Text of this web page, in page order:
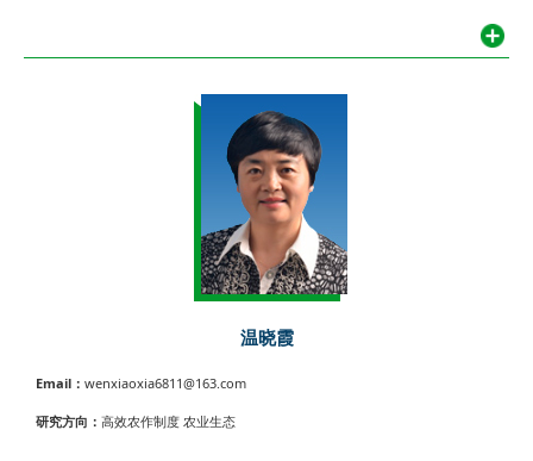
温晓霞
Email： wenxiaoxia6811@163.com
研究方向： 高效农作制度 农业生态